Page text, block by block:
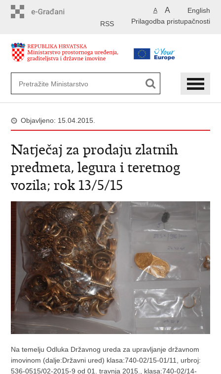
English
A A
Prilagodba pristupačnosti
RSS
Objavljeno: 15.04.2015.
Natječaj za prodaju zlatnih
predmeta, legura i teretnog
vozila; rok 13/5/15
Na temelju Odluka Državnog ureda za upravljanje državnom
imovinom (dalje:Državni ured) klasa:740-02/15-01/11, urbroj:
536-0515/02-2015-9 od 01. travnja 2015., klasa:740-02/14-